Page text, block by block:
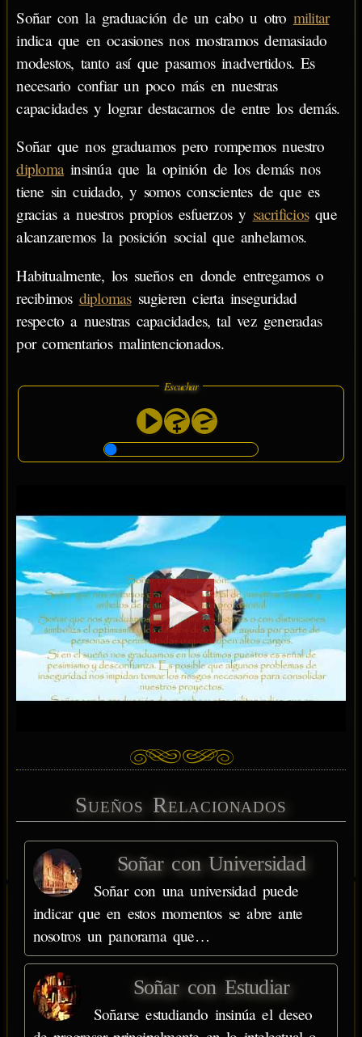
Soñar con la graduación de un cabo u otro militar
indica que en ocasiones nos mostramos demasiado
modestos, tanto así que pasamos inadvertidos. Es
necesario confiar un poco más en nuestras
capacidades y lograr destacarnos de entre los demás.
Soñar que nos graduamos pero rompemos nuestro
diplomainsinúa que la opinión de los demás nos
tiene sin cuidado, y somos conscientes de que es
gracias a nuestros propios esfuerzos y sacrificiosque
alcanzaremos la posición social que anhelamos.
Habitualmente, los sueños en donde entregamos o
recibimos diplomassugieren cierta inseguridad
respecto a nuestras capacidades, tal vez generadas
por comentarios malintencionados.
Escuchar
Sueños Relacionados
Soñar con Universidad
Soñar con una universidad puede
indicar que en estos momentos se abre ante
nosotros un panorama que…
Soñar con Estudiar
Soñarse estudiando insinúa el deseo